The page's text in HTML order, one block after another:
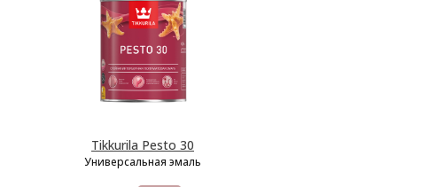
Tikkurila Pesto 30
Универсальная эмаль